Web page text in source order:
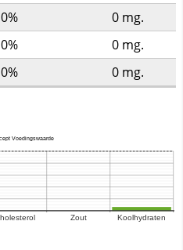
0% 0 mg.
0% 0 mg.
0% 0 mg.